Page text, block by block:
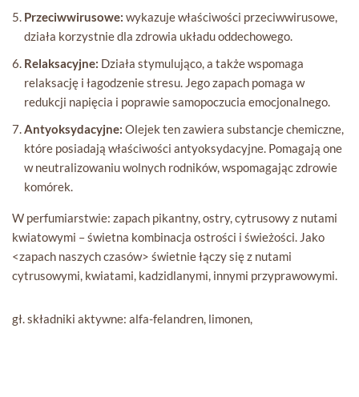
Przeciwwirusowe: wykazuje właściwości przeciwwirusowe,
działa korzystnie dla zdrowia układu oddechowego.
Relaksacyjne: Działa stymulująco, a także wspomaga
relaksację i łagodzenie stresu. Jego zapach pomaga w
redukcji napięcia i poprawie samopoczucia emocjonalnego.
Antyoksydacyjne: Olejek ten zawiera substancje chemiczne,
które posiadają właściwości antyoksydacyjne. Pomagają one
w neutralizowaniu wolnych rodników, wspomagając zdrowie
komórek.
W perfumiarstwie: zapach pikantny, ostry, cytrusowy z nutami
kwiatowymi – świetna kombinacja ostrości i świeżości. Jako
<zapach naszych czasów> świetnie łączy się z nutami
cytrusowymi, kwiatami, kadzidlanymi, innymi przyprawowymi.
gł. składniki aktywne: alfa-felandren, limonen,